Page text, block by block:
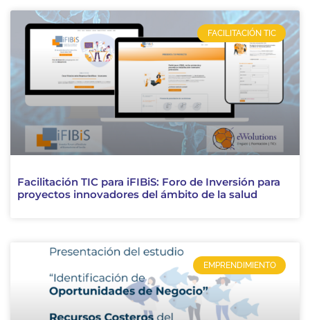
FACILITACIÓN TIC
Facilitación TIC para iFIBiS: Foro de Inversión para
proyectos innovadores del ámbito de la salud
EMPRENDIMIENTO